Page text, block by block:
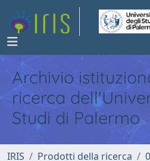
Archivio
ricerca
Studi di Palermo
IRIS Prodotti della ricerca